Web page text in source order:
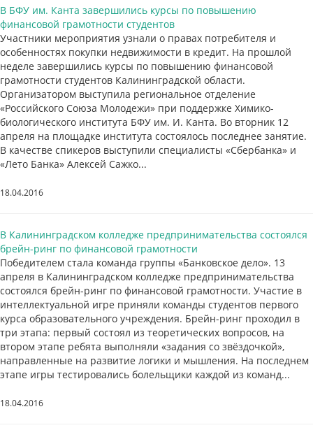
В БФУ им. Канта завершились курсы по повышению
финансовой грамотности студентов
Участники мероприятия узнали о правах потребителя и
особенностях покупки недвижимости в кредит. На прошлой
неделе завершились курсы по повышению финансовой
грамотности студентов Калининградской области.
Организатором выступила региональное отделение
«Российского Союза Молодежи» при поддержке Химико-
биологического института БФУ им. И. Канта. Во вторник 12
апреля на площадке института состоялось последнее занятие.
В качестве спикеров выступили специалисты «Сбербанка» и
«Лето Банка» Алексей Сажко...
18.04.2016
В Калининградском колледже предпринимательства состоялся
брейн-ринг по финансовой грамотности
Победителем стала команда группы «Банковское дело». 13
апреля в Калининградском колледже предпринимательства
состоялся брейн-ринг по финансовой грамотности. Участие в
интеллектуальной игре приняли команды студентов первого
курса образовательного учреждения. Брейн-ринг проходил в
три этапа: первый состоял из теоретических вопросов, на
втором этапе ребята выполняли «задания со звёздочкой»,
направленные на развитие логики и мышления. На последнем
этапе игры тестировались болельщики каждой из команд...
18.04.2016